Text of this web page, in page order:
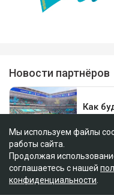
Мы используем файлы
работы сайта.
Продолжая
соглашаетесь с нашей
конфиденциальности